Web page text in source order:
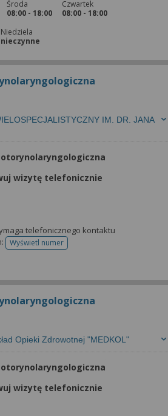
Środa
08:00 - 18:00
Czwartek
08:00 - 18:00
Niedziela
nieczynne
IM. DR. JANA
wizytę telefonicznie
telefonicznego kontaktu
Wyświetl numertelefonu do rejestracji
Opieki Zdrowotnej "MEDKOL"
wizytę telefonicznie